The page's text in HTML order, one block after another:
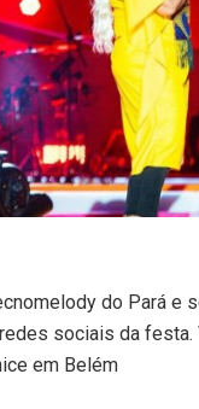
do Pará e
sociais da
em Belém